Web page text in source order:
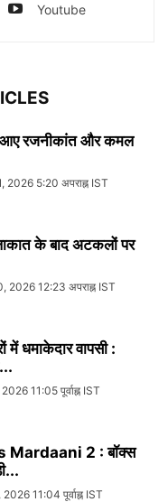
Youtube
आए रजनीकांत और कमल
2026 5:20 अपराह्न IST
के बाद अटकलों पर
2026 12:23 अपराह्न IST
में धमाकेदार वापसी :
11:05 पूर्वाह्न IST
Mardaani 2 : बॉक्स
11:04 पूर्वाह्न IST